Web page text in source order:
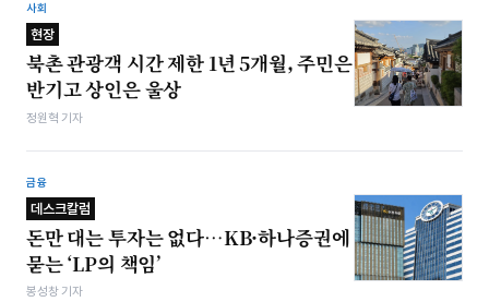
사회
현장
북촌 관광객 시간 제한 1년 5개월, 주민은
반기고 상인은 울상
정원혁 기자
금융
데스크칼럼
돈만 대는 투자는 없다…KB·하나증권에
묻는 ‘LP의 책임’
봉성창 기자